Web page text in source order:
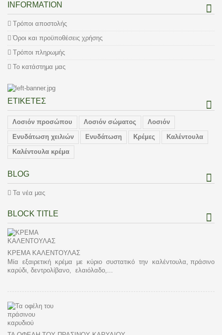
INFORMATION
Τρόποι αποστολής
Όροι και προϋποθέσεις χρήσης
Τρόποι πληρωμής
Το κατάστημα μας
ΕΤΙΚΈΤΕΣ
Λοσιόν προσώπου Λοσιόν σώματος
Λοσιόν
Ενυδάτωση χειλιών
Ενυδάτωση Κρέμες
Καλέντουλα
Καλέντουλα κρέμα
BLOG
Τα νέα μας
BLOCK TITLE
ΚΡΕΜΑ ΚΑΛΕΝΤΟΥΛΑΣ
Μία εξαιρετική κρέμα με κύριο συστατικό την καλέντουλα, πράσινο
καρύδι, δεντρολίβανο, ελαιόλαδο,...